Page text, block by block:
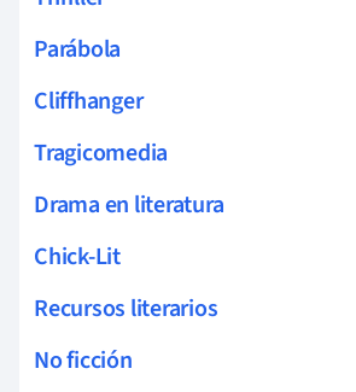
Parábola
Cliffhanger
Tragicomedia
Drama en literatura
Chick-Lit
Recursos literarios
No ficción